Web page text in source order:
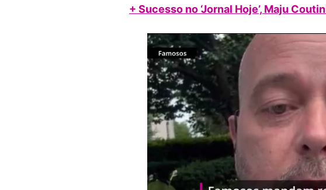
+ Sucesso no ‘Jornal Hoje’, Maju